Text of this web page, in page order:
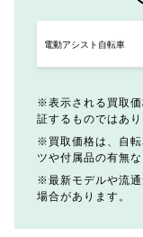
表示される買取
証するものではあり
買取価格は、自
ツや付属品の有無
最新モデルや流
場合があります。